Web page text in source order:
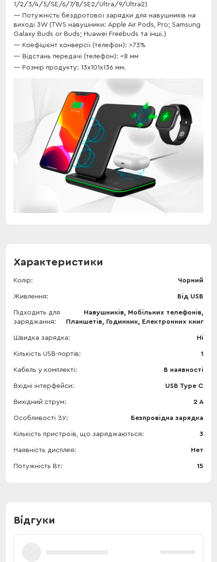
1/2/3/4/5/SE/6/7/8/SE2/Ultra/9/Ultra2)
Потужність бездротової зарядки для навушників на
виході 3W (TWS навушники: Apple Air Pods, Pro; Samsung
Galaxy Buds or Buds; Huawei Freebuds та інші.)
Коефіцієнт конверсії (телефон): >73%
Відстань передачі (телефон): <8 мм
Розмір продукту: 13х101х136 мм.
Характеристики
Колір Чорний
Живлення Від USB
Підходить для
заряджання
Навушників, Мобільних телефонів,
Планшетів, Годинник, Електронних книг
Швидка зарядка Ні
Кількість USB-портів 1
Кабель у комплекті В наявності
Вхідні інтерфейси USB Type C
Вихідний струм 2 A
Особливості ЗУ Безпровідна зарядка
Кількість пристроїв, що заряджаються 3
Наявність дисплея Нет
Потужність Вт 15
Відгуки